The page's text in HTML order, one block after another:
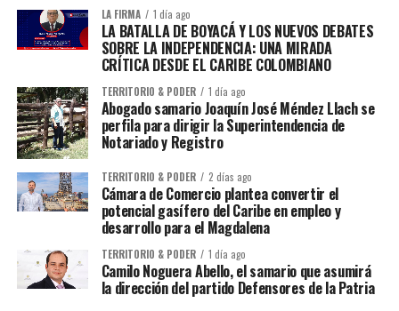
LA FIRMA 1 día ago
LA BATALLA DE BOYACÁ Y LOS NUEVOS DEBATES
SOBRE LA INDEPENDENCIA: UNA MIRADA
CRÍTICA DESDE EL CARIBE COLOMBIANO
TERRITORIO & PODER 1 día ago
Abogado samario Joaquín José Méndez Llach se
perfila para dirigir la Superintendencia de
Notariado y Registro
TERRITORIO & PODER 2 días ago
Cámara de Comercio plantea convertir el
potencial gasífero del Caribe en empleo y
desarrollo para el Magdalena
TERRITORIO & PODER 1 día ago
Camilo Noguera Abello, el samario que asumirá
la dirección del partido Defensores de la Patria